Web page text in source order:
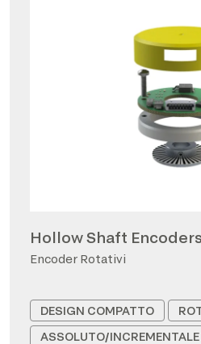
Hollow Shaft
Encoder Rotativi
DESIGN COMPATTO
ASSOLUTO/INCREMENTALE